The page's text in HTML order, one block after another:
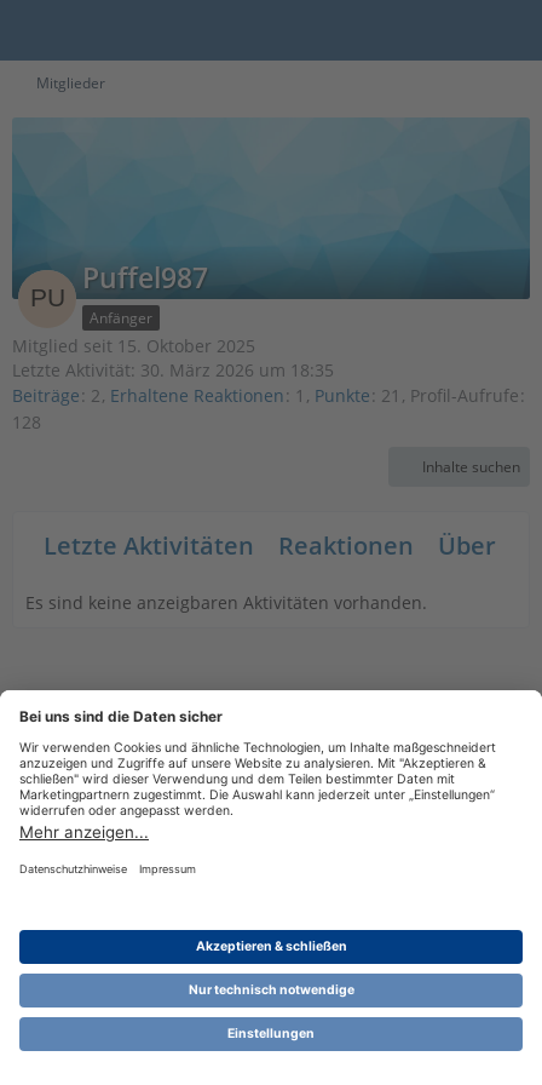
Mitglieder
Puffel987
Anfänger
Mitglied seit 15. Oktober 2025
Letzte Aktivität: 30. März 2026 um 18:35
Beiträge 2 Erhaltene Reaktionen 1 Punkte 21
Profil-Aufrufe
128
Inhalte suchen
Letzte Aktivitäten Reaktionen Über
Es sind keine anzeigbaren Aktivitäten vorhanden.
Nutzungsbestimmungen Cookie-Einstellungen
Community-Software:WoltLab Suite™ 6.1.13